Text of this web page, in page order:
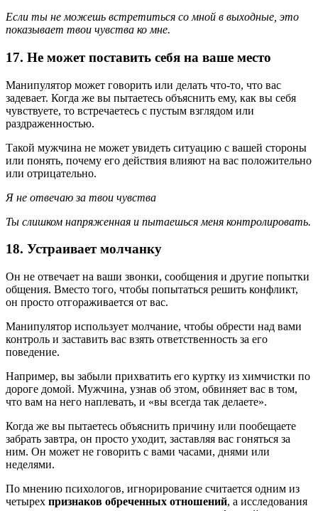
Если ты не можешь встретиться со мной в выходные, это
показывает твои чувства ко мне.
17. Не может поставить себя на ваше место
Манипулятор может говорить или делать что-то, что вас
задевает. Когда же вы пытаетесь объяснить ему, как вы себя
чувствуете, то встречаетесь с пустым взглядом или
раздраженностью.
Такой мужчина не может увидеть ситуацию с вашей стороны
или понять, почему его действия влияют на вас положительно
или отрицательно.
Я не отвечаю за твои чувства
Ты слишком напряженная и пытаешься меня контролировать.
18. Устраивает молчанку
Он не отвечает на ваши звонки, сообщения и другие попытки
общения. Вместо того, чтобы попытаться решить конфликт,
он просто отгораживается от вас.
Манипулятор использует молчание, чтобы обрести над вами
контроль и заставить вас взять ответственность за его
поведение.
Например, вы забыли прихватить его куртку из химчистки по
дороге домой. Мужчина, узнав об этом, обвиняет вас в том,
что вам на него наплевать, и «вы всегда так делаете».
Когда же вы пытаетесь объяснить причину или пообещаете
забрать завтра, он просто уходит, заставляя вас гоняться за
ним. Он может не говорить с вами часами, днями или
неделями.
По мнению психологов, игнорирование считается одним из
четырех признаков обреченных отношений, а исследования